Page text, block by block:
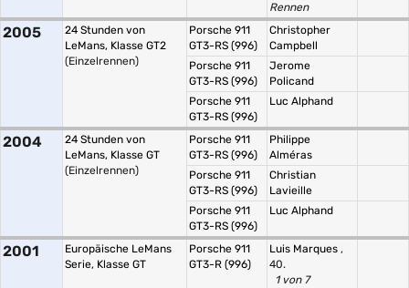
Rennen
2005
24 Stunden von
LeMans, Klasse GT2
(Einzelrennen)
Porsche 911
GT3-RS (996)
Christopher
Campbell
Porsche 911
GT3-RS (996)
Jerome
Policand
Porsche 911
GT3-RS (996)
Luc Alphand
2004
24 Stunden von
LeMans, Klasse GT
(Einzelrennen)
Porsche 911
GT3-RS (996)
Philippe
Alméras
Porsche 911
GT3-RS (996)
Christian
Lavieille
Porsche 911
GT3-RS (996)
Luc Alphand
2001
Europäische LeMans
Serie, Klasse GT
Porsche 911
GT3-R (996)
Luis Marques ,
40.
1 von 7